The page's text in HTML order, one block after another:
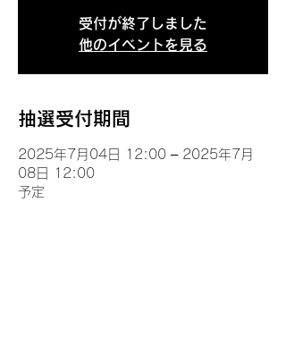
受付が終了しました
他のイベントを見る
抽選受付期間
2025年7月04日 12:00 – 2025年7月
08日 12:00
予定